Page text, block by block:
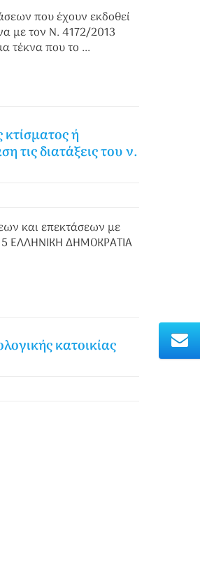
που έχουν εκδοθεί
με τον Ν. 4172/2013
τέκνα που το ...
ή
τις διατάξεις του ν.
και επεκτάσεων με
ΕΛΛΗΝΙΚΗ ΔΗΜΟΚΡΑΤΙΑ
κατοικίας